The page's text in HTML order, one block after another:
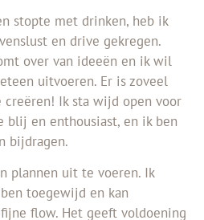
stopte met drinken, heb ik
en drive gekregen.
over van ideeën en ik wil
uitvoeren. Er is zoveel
Ik sta wijd open voor
blij en enthousiast, en ik ben
bijdragen.
plannen uit te voeren. Ik
toegewijd en kan
flow. Het geeft voldoening